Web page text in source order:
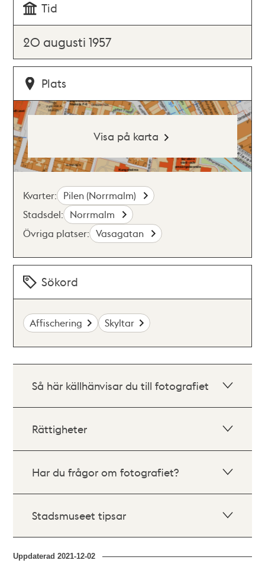
Tid
20 augusti 1957
Plats
Visa på karta
Kvarter: Pilen (Norrmalm)
Stadsdel: Norrmalm
Övriga platser: Vasagatan
Sökord
Affischering Skyltar
Så här källhänvisar du till fotografiet
Rättigheter
Har du frågor om fotografiet?
Stadsmuseet tipsar
Uppdaterad2021-12-02